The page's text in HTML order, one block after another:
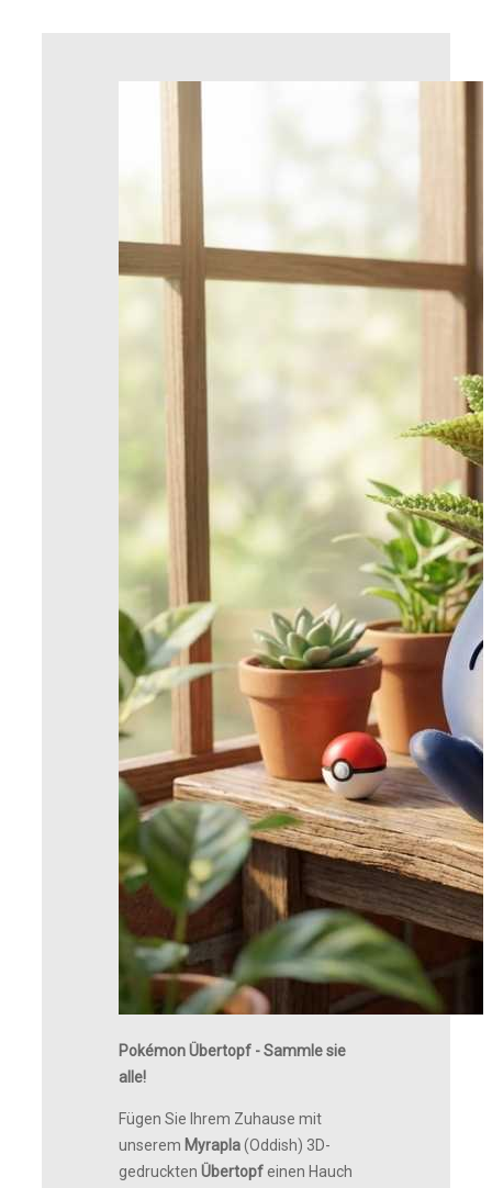
Pokémon Übertopf - Sammle sie
alle!
Fügen Sie Ihrem Zuhause mit
unserem Myrapla(Oddish) 3D-
gedruckten Übertopfeinen Hauch